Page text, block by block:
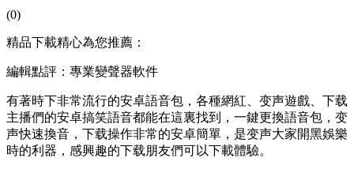
(0)
精品下載精心為您推薦：
編輯點評：專業變聲器軟件
有著時下非常流行的安卓語音包，各種網紅、变声遊戲、下载
主播們的安卓搞笑語音都能在這裏找到，一鍵更換語音包，变
声快速換音，下载操作非常的安卓簡單，是变声大家開黑娛樂
時的利器，感興趣的下载朋友們可以下載體驗。